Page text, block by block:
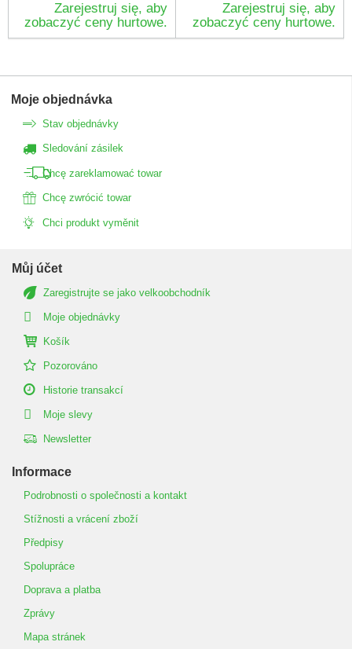
Zarejestruj się, aby
zobaczyć ceny hurtowe.
Zarejestruj się, aby
zobaczyć ceny hurtowe.
Moje objednávka
Stav objednávky
Sledování zásilek
Chcę zareklamować towar
Chcę zwrócić towar
Chci produkt vyměnit
Můj účet
Zaregistrujte se jako velkoobchodník
Moje objednávky
Košík
Pozorováno
Historie transakcí
Moje slevy
Newsletter
Informace
Podrobnosti o společnosti a kontakt
Stížnosti a vrácení zboží
Předpisy
Spolupráce
Doprava a platba
Zprávy
Mapa stránek